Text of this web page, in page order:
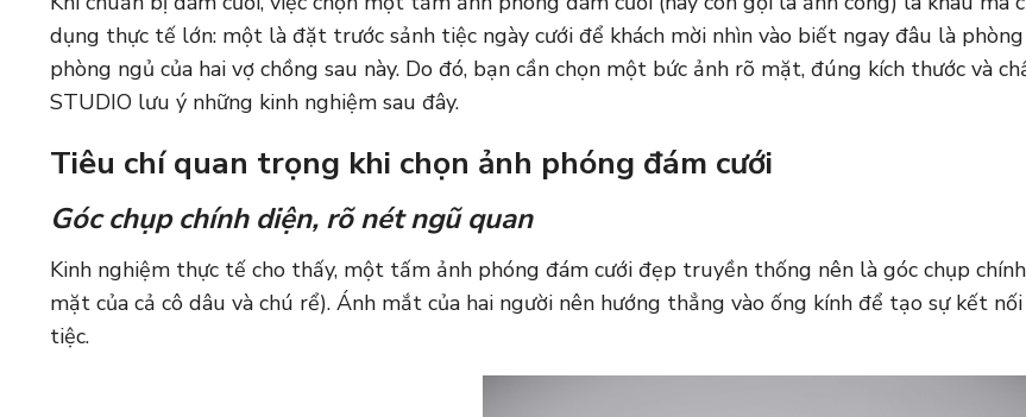
dụng thực tế lớn: một là đặt trước sảnh tiệc ngày cưới để khách mời nhìn vào biết ngay đâu là
phòng ngủ của hai vợ chồng sau này. Do đó, bạn cần chọn một bức ảnh rõ mặt, đúng kích thước và
STUDIO lưu ý những kinh nghiệm sau đây.
Tiêu chí quan trọng khi chọn ảnh phóng đám cưới
Góc chụp chính diện, rõ nét ngũ quan
Kinh nghiệm thực tế cho thấy, một tấm ảnh phóng đám cưới đẹp truyền thống nên là góc chụp
mặt của cả cô dâu và chú rể). Ánh mắt của hai người nên hướng thẳng vào ống kính để tạo sự kết
tiệc.